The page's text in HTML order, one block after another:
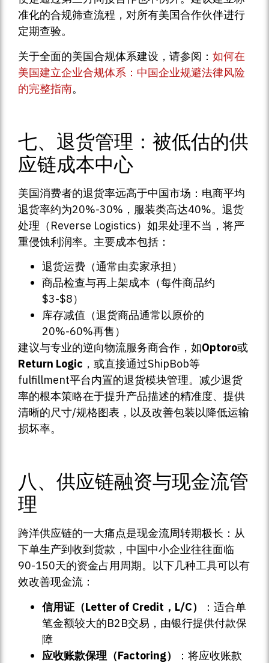
准化的合规筛查流程，对所有美国合作伙伴进行
定期查验。
关于全面的美国合规体系建设，请参阅： 如何在
美国建立企业合规体系：中国企业规避法律风险
的完整指南。
七、退货管理：被低估的供
应链成本中心
美国消费者的退货率远高于中国市场：电商平均
退货率约为20%-30%，服装类高达40%。退货
处理（Reverse Logistics）如果处理不当，将严
重侵蚀利润率。主要成本包括：
退货运费（通常由卖家承担）
商品检查与再上架成本（每件商品约
$3-$8）
库存减值（退货商品通常以原价的
20%-60%再售）
建议与专业的逆向物流服务商合作，如Optoro或
Return Logic ，或直接通过ShipBob等
fulfillment平台内置的退货模块管理。减少退货
率的根本策略在于提升产品描述的精准度、提供
清晰的尺寸/规格图表，以及改善包装以降低运输
损坏率。
八、供应链融资与现金流管
理
跨洋供应链的一大痛点是现金流周转期极长：从
下单生产到收到货款，中国中小企业往往面临
90-150天的资金占用周期。以下几种工具可以有
效改善现金流：
信用证（Letter of Credit，L/C）
：适合单
笔金额较大的B2B交易，由银行提供付款保
障
应收账款保理（Factoring）
：将应收账款